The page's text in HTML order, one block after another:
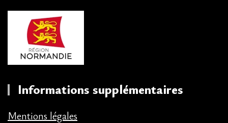
Informations supplémentaires
Mentions légales